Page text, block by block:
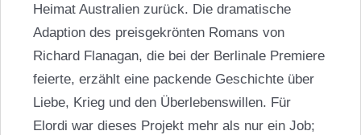
Heimat Australien zurück. Die dramatische
Adaption des preisgekrönten Romans von
Richard Flanagan, die bei der Berlinale Premiere
feierte, erzählt eine packende Geschichte über
Liebe, Krieg und den Überlebenswillen. Für
Elordi war dieses Projekt mehr als nur ein Job;